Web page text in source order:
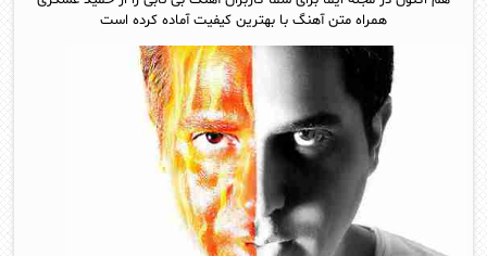
همراه متن آهنگ با بهترین کیفیت آماده کرده است